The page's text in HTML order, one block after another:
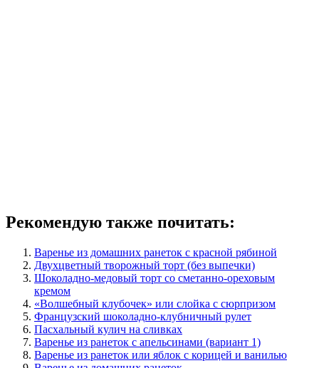
Рекомендую также почитать:
Варенье из домашних ранеток с красной рябиной
Двухцветный творожный торт (без выпечки)
Шоколадно-медовый торт со сметанно-ореховым
кремом
«Волшебный клубочек» или слойка с сюрпризом
Французский шоколадно-клубничный рулет
Пасхальный кулич на сливках
Варенье из ранеток с апельсинами (вариант 1)
Варенье из ранеток или яблок с корицей и ванилью